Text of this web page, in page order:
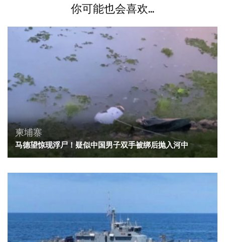
你可能也会喜欢...
柬埔寨
马德望惊现浮尸！疑似中国男子双手被绑后抛入河中